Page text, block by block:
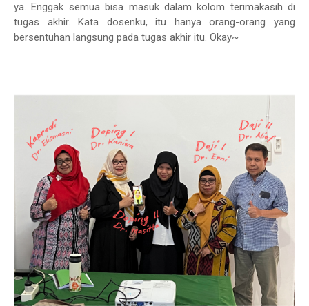
ya. Enggak semua bisa masuk dalam kolom terimakasih di
tugas akhir. Kata dosenku, itu hanya orang-orang yang
bersentuhan langsung pada tugas akhir itu. Okay~